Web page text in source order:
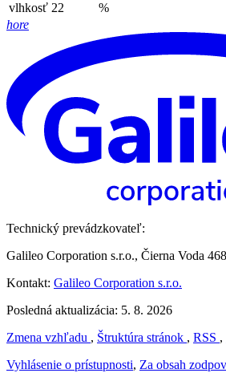
vlhkosť 22
%
hore
Technický prevádzkovateľ:
Galileo Corporation s.r.o., Čierna Voda
Kontakt: Galileo Corporation s.r.o.
Posledná aktualizácia: 5. 8. 2026
Zmena vzhľadu , Štruktúra stránok , RSS ,
Vyhlásenie o prístupnosti, Za obsah